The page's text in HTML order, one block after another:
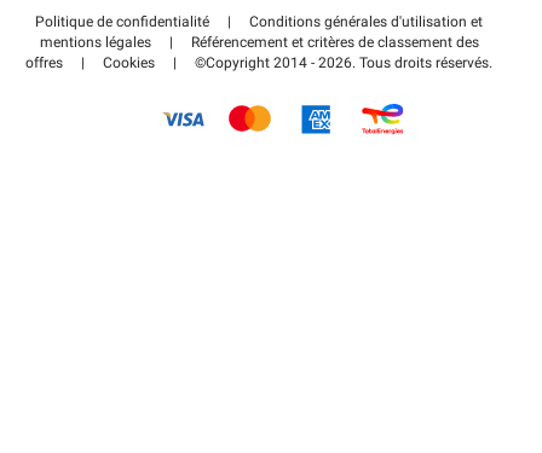
Régler votre stationnement FLOW
Wiki
Guide du stationnement
Politique de confidentialité |
Conditions générales d'utilisation et
mentions légales
|
Référencement et critères de classement des
offres
| Cookies | ©Copyright 2014 - 2026. Tous droits réservés.